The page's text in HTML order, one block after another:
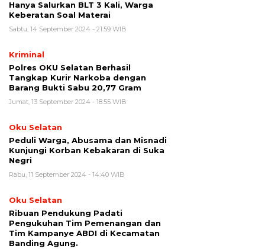
Hanya Salurkan BLT 3 Kali, Warga
Keberatan Soal Materai
Sabtu, 14 September 2024 - 21:59 WIB
Kriminal
Polres OKU Selatan Berhasil
Tangkap Kurir Narkoba dengan
Barang Bukti Sabu 20,77 Gram
Jumat, 13 September 2024 - 18:55 WIB
Oku Selatan
Peduli Warga, Abusama dan Misnadi
Kunjungi Korban Kebakaran di Suka
Negri
Rabu, 11 September 2024 - 14:40 WIB
Oku Selatan
Ribuan Pendukung Padati
Pengukuhan Tim Pemenangan dan
Tim Kampanye ABDI di Kecamatan
Banding Agung.